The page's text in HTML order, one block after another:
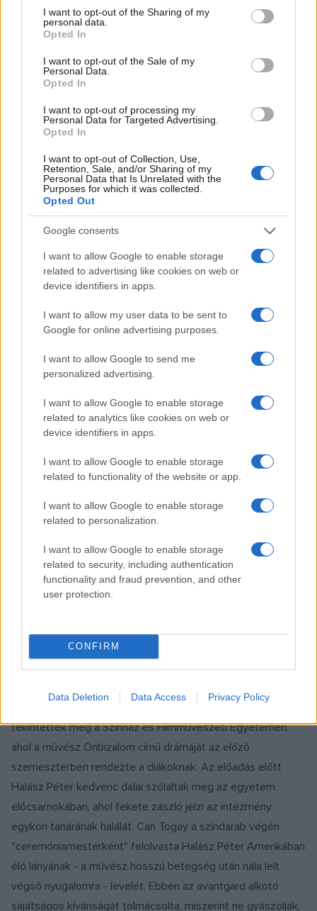
not limited to your visit or usage behaviour. You may click to
grant or deny consent to Google and its third-party tags to
use your data for below specified purposes in below Google
consent section.
I want to opt-out of the Sharing of my
personal data.
Opted In
I want to opt-out of the Sale of my
Personal Data.
Opted In
I want to opt-out of processing my
Personal Data for Targeted Advertising.
Opted In
I want to opt-out of Collection, Use,
Retention, Sale, and/or Sharing of my
Personal Data that Is Unrelated with the
Purposes for which it was collected.
Opted Out
Google consents
I want to allow Google to enable storage
related to advertising like cookies on web or
device identifiers in apps.
I want to allow my user data to be sent to
Google for online advertising purposes.
I want to allow Google to send me
personalized advertising.
I want to allow Google to enable storage
related to analytics like cookies on web or
device identifiers in apps.
I want to allow Google to enable storage
related to functionality of the website or app.
I want to allow Google to enable storage
related to personalization.
I want to allow Google to enable storage
related to security, including authentication
functionality and fraud prevention, and other
user protection.
CONFIRM
Data Deletion Data Access Privacy Policy
sorozatot elérően, bérletben lehet adni. Azoknak készített
színházat, akiket érdekelt a gondolat önállósága, zablát nem
A műcsarnokban. fotó: Herner Dániel
Halott-búcsúztatása szabálytalan volt, provokatívan
makábrikus, szemtelen, kaján: akár élete és munkássága.
Májrák okozta halála március 10-én polgári módon,
szerző:MGP
kapcsolódó anyagok:
Halász Péter ravatalozása a Műcsarnokban
"A hamvasztás kényelmesebb"
Búcsú Halász Pétertől (fotóriport)
(MTI) - Halász Péterre, a napokban elhunyt író-rendező-
színészre, a kortárs színházművészet egyik legeredetibb
hazai képviselőjére emlékeztek barátai és tisztelői
szombaton Budapesten.
világhírű művészre sajátságos múltidézéssel emlékeztek
közeli barátja,Can Togayszervezésében.
tekintették meg a Színház és Filmművészeti Egyetemen,
ahol a művész Önbizalom című drámáját az előző
szemeszterben rendezte a diákoknak. Az előadás előtt
Halász Péter kedvenc dalai szólaltak meg az egyetem
előcsarnokában, ahol fekete zászló jelzi az intézmény
egykori tanárának halálát. Can Togay a színdarab végén
"ceremóniamesterként" felolvasta Halász Péter Amerikában
élő lányának - a művész hosszú betegség után nála lelt
végső nyugalomra - levelét. Ebben az avantgard alkotó
sajátságos kívánságát tolmácsolta, miszerint ne gyászolják,